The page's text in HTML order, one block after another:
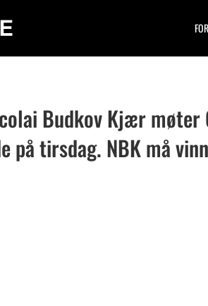
Budkov Kjær
på tirsdag. NBK må